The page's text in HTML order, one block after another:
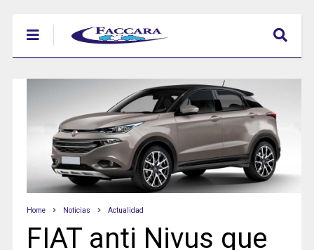
Home Noticias Actualidad
FIAT anti Nivus que